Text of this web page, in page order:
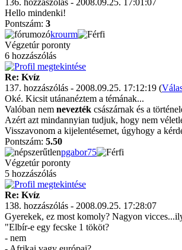
136. hozzászólás - 2008.09.25. 17:01:07
Hello mindenki!
Pontszám: 3
krourm
Végzetúr poronty
6 hozzászólás
Re: Kvíz
137. hozzászólás - 2008.09.25. 17:12:19 (
Oké. Kicsit utánanéztem a témának...
Valóban nem nevezték császárnak és a
Azért azt mindannyian tudjuk, hogy nem
Visszavonom a kijelentésemet, úgyhogy a
Pontszám: 5.50
pgabor75
Végzetúr poronty
5 hozzászólás
Re: Kvíz
138. hozzászólás - 2008.09.25. 17:28:07
Gyerekek, ez most komoly? Nagyon
"Elbír-e egy fecske 1 tököt?
- nem